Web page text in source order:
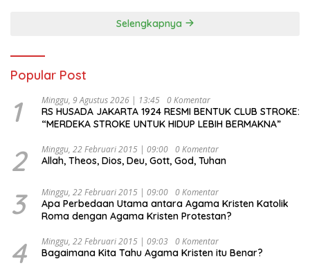
Selengkapnya
Popular Post
1 Minggu, 9 Agustus 2026 | 13:45 0 Komentar
RS HUSADA JAKARTA 1924 RESMI BENTUK CLUB STROKE:
“MERDEKA STROKE UNTUK HIDUP LEBIH BERMAKNA”
2 Minggu, 22 Februari 2015 | 09:00 0 Komentar
Allah, Theos, Dios, Deu, Gott, God, Tuhan
3 Minggu, 22 Februari 2015 | 09:00 0 Komentar
Apa Perbedaan Utama antara Agama Kristen Katolik
Roma dengan Agama Kristen Protestan?
4 Minggu, 22 Februari 2015 | 09:03 0 Komentar
Bagaimana Kita Tahu Agama Kristen itu Benar?